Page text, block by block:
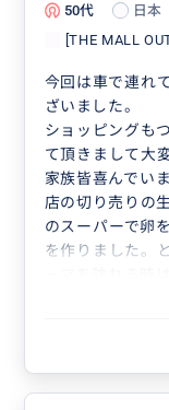
50代
日本
[THE MALL
今回は車で連れ
ざいました。
ショッピングも
て頂きまして大
家族皆喜んでい
店の切り売りの
のスーパーで卵
を作りました。